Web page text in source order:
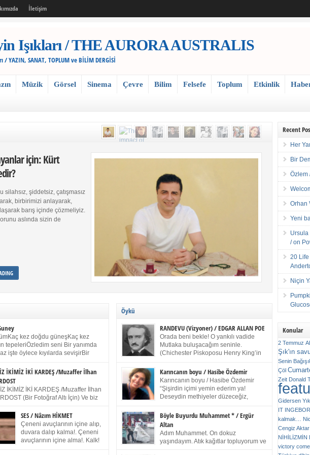
İletişim
Işıkları / THE AURORA AUSTRALIS
/ YAZIN, SANAT, TOPLUM ve BİLİM DERGİSİ
Müzik Görsel Sinema Çevre Bilim Felsefe Toplum Etkinlik
için: Kürt
silahsız, şiddetsiz, çatışmasız
birbirimizi anlayarak,
barış içinde çözmeliyiz.
aslında sizin de
kez doğdu güneşKaç kez
tepeleriÖzledim seni Bir yanımda
işte öylece kıyılarda sevişirBir
kokun olur Gözlerim bir
buğusu
boyuÖzledim seni 2004 Haziran
Kaynak / Memduh Güney
İKİMİZ İKİ KARDEŞ /Muzaffer İlhan
İKİMİZ İKİ KARDEŞ /Muzaffer İlhan
(Bir Fotoğraf Altı İçin) Ve biz
durduğumuz gibi Benim
Yüzümde yapay bir gülüş
gülüşü belki İlk kez olduğu
Ve unuttum sonra kelepçeyi
SES / Nâzım HİKMET
Çeneni avuçlarının içine alıp,
duvara dalıp kalma!. Çeneni
avuçlarının içine alma!. Kalk!
Öykü
RANDEVU (Vizyoner) / EDGAR ALLAN POE
Orada beni bekle! O yankılı vadide
Mutlaka buluşacağım seninle.
(Chichester Piskoposu Henry King’in
Talihsiz ve gizemli adam! – Sen ki kendi hayal
gücünün parlaklığıyla afalladın, gençliğinin alevleri
arasına düştün! Hayalimde seni tekrar görüyorum!
Bir kez daha önümde duruyor siluetin! – Olduğun –
ah olduğun gibi değil soğuk vadide ve gölgelerin […]
Karıncanın boyu / Hasibe Özdemir
Karıncanın boyu / Hasibe Özdemir
“Şişirdin içimi yemin ederim ya!
Deseydin methiyeler düzeceğiz,
titriyor. “Sana gel demedim kızım.” diyorum sakince.
“Takıldın peşime madem, ne duyarsan
katlanacaksın.” Bir sigara yakıyor. Başını yana yatırıp,
bezmiş annelerin yılgın bakışıyla süzüyor beni.
Kaşlarımı kaldırıp ona bakıyorum ben de. Pes ediyor.
Böyle Buyurdu Muhammet * / Ergür
Altan
Adım Muhammet. On dokuz
yaşındayım. Atık kağıtlar topluyorum ve
Recent
Her
Bir
Özlem
Orhan
Yeni
Ursula
/ on
20
Niçin
Konular
2 Temmuz
Şık'ın
Senin
Çöl
Zeit Donald
Gidersen
IT
kalmak…
Cengiz Aktar
NİHİLİZMİN
victory